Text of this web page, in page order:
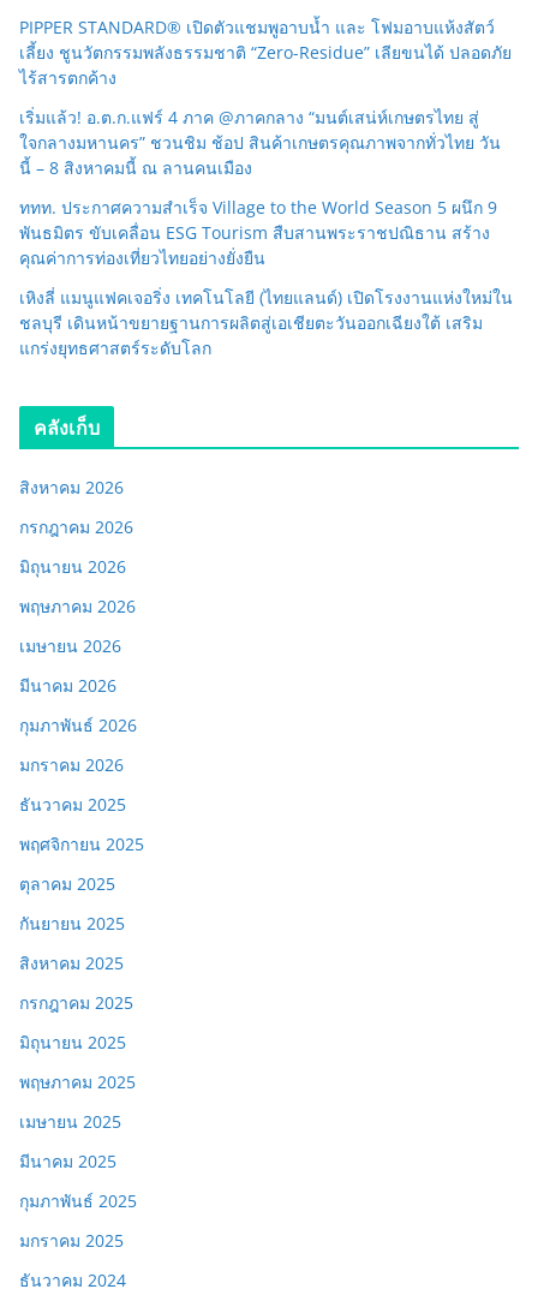
PIPPER STANDARD® เปิดตัวแชมพูอาบน้ำ และ โฟมอาบแห้งสัตว์
เลี้ยง ชูนวัตกรรมพลังธรรมชาติ “Zero-Residue” เลียขนได้ ปลอดภัย
ไร้สารตกค้าง
เริ่มแล้ว! อ.ต.ก.แฟร์ 4 ภาค @ภาคกลาง “มนต์เสน่ห์เกษตรไทย สู่
ใจกลางมหานคร” ชวนชิม ช้อป สินค้าเกษตรคุณภาพจากทั่วไทย วัน
นี้ – 8 สิงหาคมนี้ ณ ลานคนเมือง
ททท. ประกาศความสำเร็จ Village to the World Season 5 ผนึก 9
พันธมิตร ขับเคลื่อน ESG Tourism สืบสานพระราชปณิธาน สร้าง
คุณค่าการท่องเที่ยวไทยอย่างยั่งยืน
เหิงลี่ แมนูแฟคเจอริ่ง เทคโนโลยี (ไทยแลนด์) เปิดโรงงานแห่งใหม่ใน
ชลบุรี เดินหน้าขยายฐานการผลิตสู่เอเชียตะวันออกเฉียงใต้ เสริม
แกร่งยุทธศาสตร์ระดับโลก
คลังเก็บ
สิงหาคม 2026
กรกฎาคม 2026
มิถุนายน 2026
พฤษภาคม 2026
เมษายน 2026
มีนาคม 2026
กุมภาพันธ์ 2026
มกราคม 2026
ธันวาคม 2025
พฤศจิกายน 2025
ตุลาคม 2025
กันยายน 2025
สิงหาคม 2025
กรกฎาคม 2025
มิถุนายน 2025
พฤษภาคม 2025
เมษายน 2025
มีนาคม 2025
กุมภาพันธ์ 2025
มกราคม 2025
ธันวาคม 2024